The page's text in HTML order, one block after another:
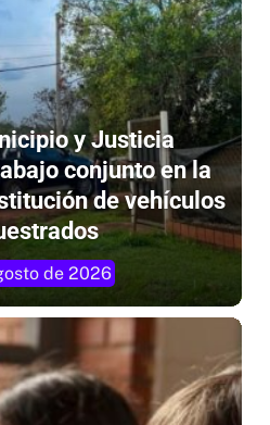
y Justicia
conjunto en la
de vehículos